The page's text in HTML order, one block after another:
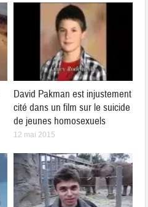
David Pakman est injustement
cité dans un film sur le suicide
de jeunes homosexuels
12 mai 2015